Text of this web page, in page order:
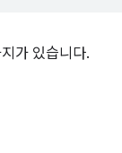
가 있습니다.